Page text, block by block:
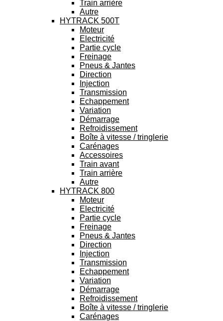
Train arrière
Autre
HYTRACK 500T
Moteur
Electricité
Partie cycle
Freinage
Pneus & Jantes
Direction
Injection
Transmission
Echappement
Variation
Démarrage
Refroidissement
Boîte à vitesse / tringlerie
Carénages
Accessoires
Train avant
Train arrière
Autre
HYTRACK 800
Moteur
Electricité
Partie cycle
Freinage
Pneus & Jantes
Direction
Injection
Transmission
Echappement
Variation
Démarrage
Refroidissement
Boîte à vitesse / tringlerie
Carénages